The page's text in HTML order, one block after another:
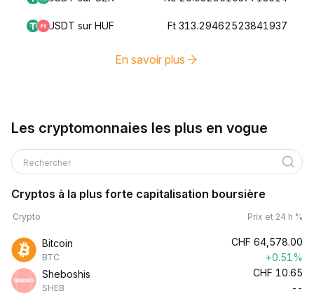
USDT sur HUF Ft 313.29462523841937
En savoir plus
Les cryptomonnaies les plus en vogue
Rechercher
Cryptos à la plus forte capitalisation boursière
Crypto Prix et 24 h %
Bitcoin
BTC
CHF 64,578.00
+0.51%
Sheboshis
SHEB
CHF 10.65
--